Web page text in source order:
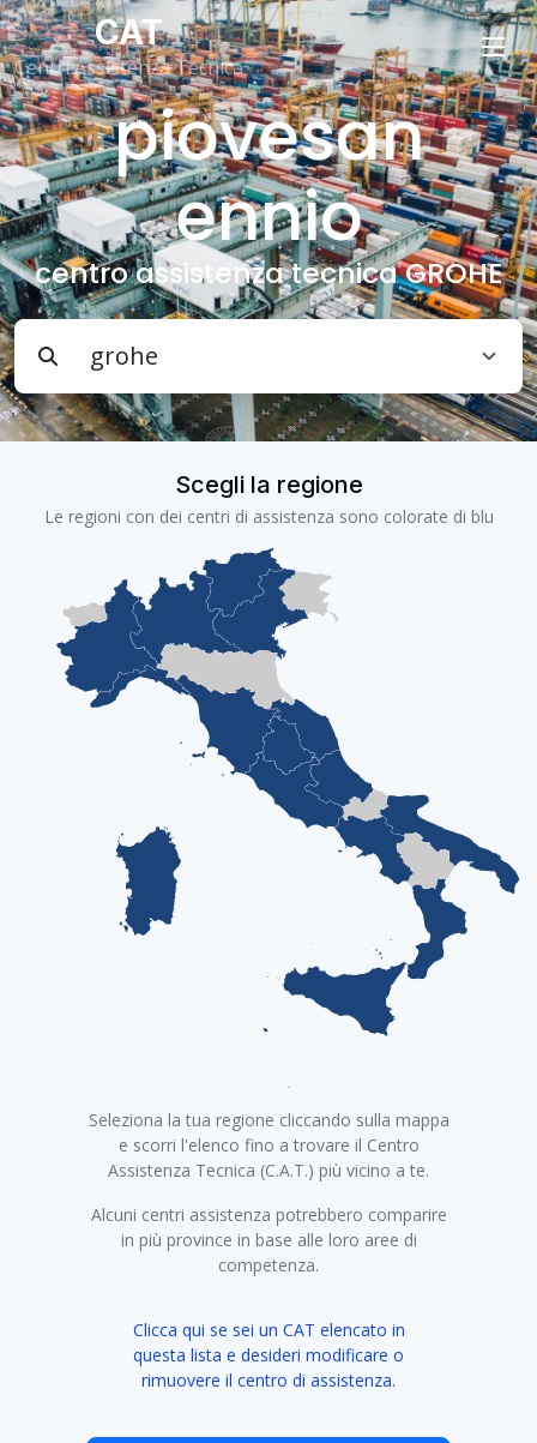
CAT
Centri Assistenza Tecnica
piovesan
ennio
centro assistenza tecnica GROHE
Scegli la regione
Le regioni con dei centri di assistenza sono colorate di blu
−
Seleziona la tua regione cliccando sulla mappa
e scorri l'elenco fino a trovare il Centro
Assistenza Tecnica (C.A.T.) più vicino a te.
Alcuni centri assistenza potrebbero comparire
in più province in base alle loro aree di
competenza.
Clicca qui se sei un CAT elencato in
questa lista e desideri modificare o
rimuovere il centro di assistenza.